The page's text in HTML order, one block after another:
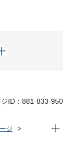
ID：881-833-950
ジ
現在